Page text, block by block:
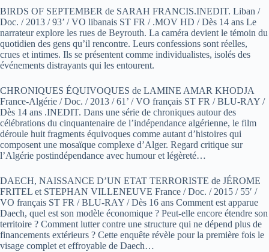
BIRDS OF SEPTEMBER de SARAH FRANCIS.INEDIT. Liban /
Doc. / 2013 / 93’ / VO libanais ST FR / .MOV HD / Dès 14 ans Le
narrateur explore les rues de Beyrouth. La caméra devient le témoin du
quotidien des gens qu’il rencontre. Leurs confessions sont réelles,
crues et intimes. Ils se présentent comme individualistes, isolés des
événements distrayants qui les entourent.
CHRONIQUES ÉQUIVOQUES de LAMINE AMAR KHODJA
France-Algérie / Doc. / 2013 / 61’ / VO français ST FR / BLU-RAY /
Dès 14 ans .INEDIT. Dans une série de chroniques autour des
célébrations du cinquantenaire de l’indépendance algérienne, le film
déroule huit fragments équivoques comme autant d’histoires qui
composent une mosaïque complexe d’Alger. Regard critique sur
l’Algérie postindépendance avec humour et légèreté…
DAECH, NAISSANCE D’UN ETAT TERRORISTE de JÉROME
FRITEL et STEPHAN VILLENEUVE France / Doc. / 2015 / 55′ /
VO français ST FR / BLU-RAY / Dès 16 ans Comment est apparue
Daech, quel est son modèle économique ? Peut-elle encore étendre son
territoire ? Comment lutter contre une structure qui ne dépend plus de
financements extérieurs ? Cette enquête révèle pour la première fois le
visage complet et effroyable de Daech…